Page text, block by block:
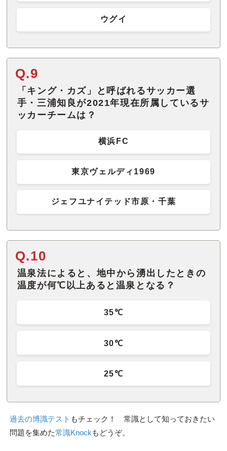
ウグイ
Q.9
「キング・カズ」と呼ばれるサッカー選
手・三浦知良が2021年現在所属しているサ
ッカーチームは？
横浜FC
東京ヴェルディ1969
ジェフユナイテッド市原・千葉
Q.10
温泉法によると、地中から湧出したときの
温度が何℃以上あると温泉となる？
35℃
30℃
25℃
過去の博識テスト もチェック！ 常識として知っておきたい
問題を集めた常識Knock もどうぞ。